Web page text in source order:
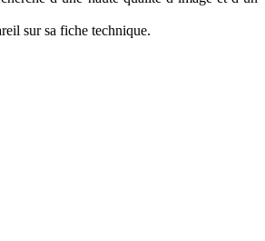
sur sa fiche technique.